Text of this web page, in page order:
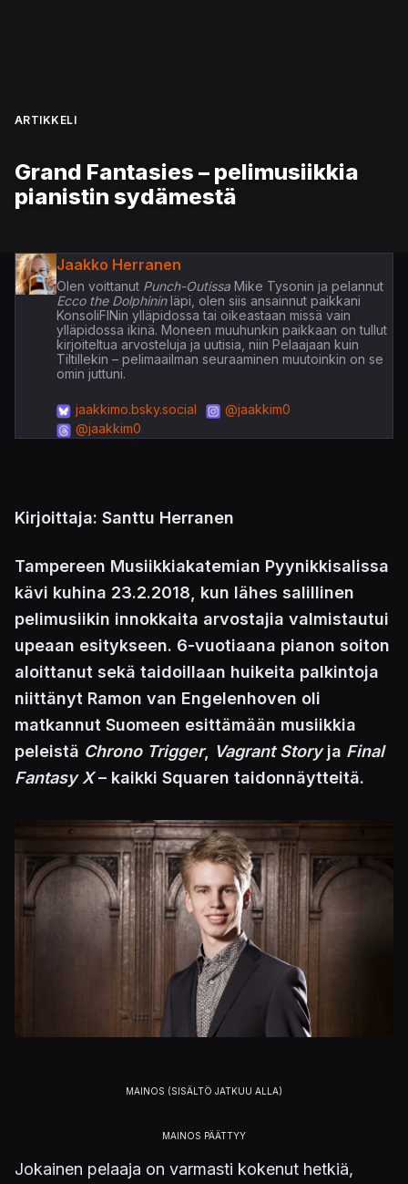
ARTIKKELI
Grand Fantasies – pelimusiikkia
pianistin sydämestä
Jaakko Herranen
Olen voittanutPunch-OutissaMike Tysonin ja pelannut
Ecco the Dolphininläpi, olen siis ansainnut paikkani
KonsoliFINin ylläpidossa tai oikeastaan missä vain
ylläpidossa ikinä. Moneen muuhunkin paikkaan on tullut
kirjoiteltua arvosteluja ja uutisia, niin Pelaajaan kuin
Tiltillekin – pelimaailman seuraaminen muutoinkin on se
omin juttuni.
jaakkimo.bsky.social
@jaakkim0
@jaakkim0
Kirjoittaja: Santtu Herranen
Tampereen Musiikkiakatemian Pyynikkisalissa
kävi kuhina 23.2.2018, kun lähes salillinen
pelimusiikin innokkaita arvostajia valmistautui
upeaan esitykseen. 6-vuotiaana pianon soiton
aloittanut sekä taidoillaan huikeita palkintoja
niittänyt Ramon van Engelenhoven oli
matkannut Suomeen esittämään musiikkia
peleistä Chrono Trigger, Vagrant Storyja Final
Fantasy X– kaikki Squaren taidonnäytteitä.
Jokainen pelaaja on varmasti kokenut hetkiä,